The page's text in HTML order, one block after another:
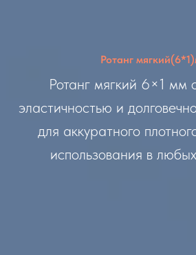
Ротанг
Ротанг мягкий 6×1 мм
эластичностью и
для аккуратного
использования в